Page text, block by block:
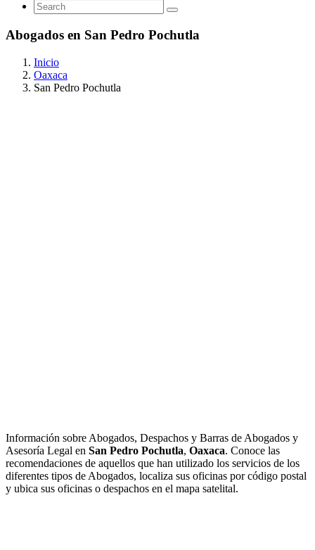
Abogados en San Pedro Pochutla
Inicio
Oaxaca
San Pedro Pochutla
Información sobre Abogados, Despachos y Barras de Abogados y
Asesoría Legal en San Pedro Pochutla, Oaxaca. Conoce las
recomendaciones de aquellos que han utilizado los servicios de los
diferentes tipos de Abogados, localiza sus oficinas por código postal
y ubica sus oficinas o despachos en el mapa satelital.